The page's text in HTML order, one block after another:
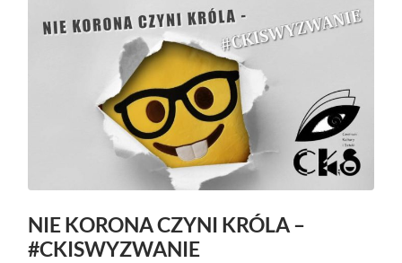
NIE KORONA CZYNI KRÓLA –
#CKISWYZWANIE